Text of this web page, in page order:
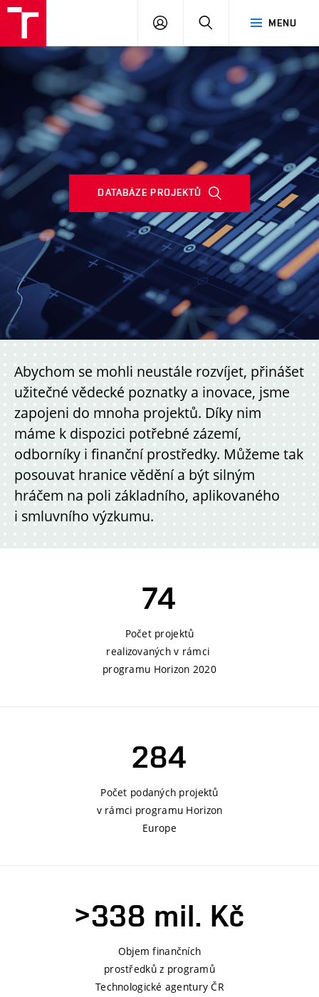
MENU
PŘIHLÁSIT
Abychom se mohli neustále rozvíjet, přinášet
užitečné vědecké poznatky a inovace, jsme
zapojeni do mnoha projektů. Díky nim
máme k dispozici potřebné zázemí,
odborníky i finanční prostředky. Můžeme tak
posouvat hranice vědění a být silným
hráčem na poli základního, aplikovaného
i smluvního výzkumu.
DATABÁZE PROJEKTŮ
74
Počet projektů
realizovaných v rámci
programu Horizon 2020
284
Počet podaných projektů
v rámci programu Horizon
Europe
>338 mil. Kč
Objem finančních
prostředků z programů
Technologické agentury ČR